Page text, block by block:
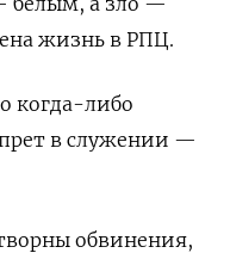
жизнь в РПЦ.
когда-либо
в служении —
обвинения,